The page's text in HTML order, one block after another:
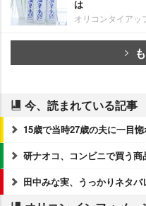
は
オリコンタイアッ
今、読まれている記事
15歳で当時27歳の夫に一目
研ナオコ、コンビニで買う商
田中みな実、うっかりネタバ